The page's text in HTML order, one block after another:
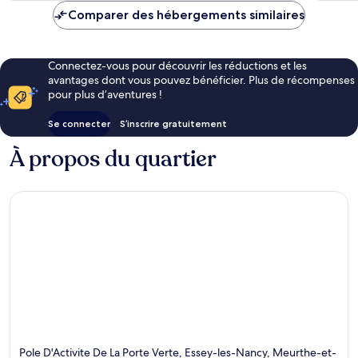
de
Comparer des hébergements similaires
Connectez-vous pour découvrir les réductions et les
avantages dont vous pouvez bénéficier. Plus de récompenses
pour plus d’aventures !
Se connecter S’inscrire gratuitement
À propos du quartier
Pole D'Activite De La Porte Verte, Essey-les-Nancy, Meurthe-et-